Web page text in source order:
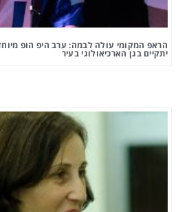
הראפ המקומי עולה לבמה: ערב היפ הופ
יתקיים בגן הארכיאולוגי בעיר